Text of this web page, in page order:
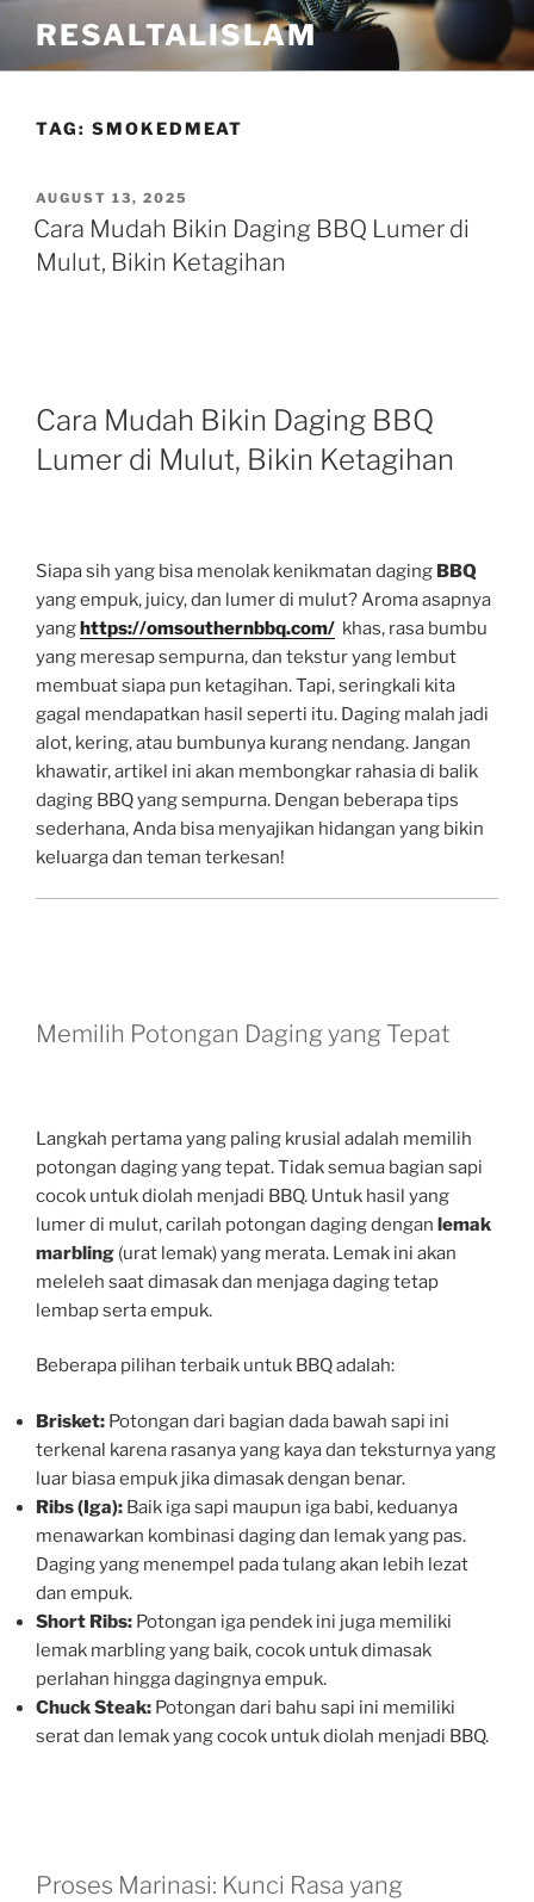
content
RESALTALISLAM
TAG: SMOKEDMEAT
POSTED
ON
AUGUST 13, 2025
Cara Mudah Bikin Daging BBQ Lumer di
Mulut, Bikin Ketagihan
Cara Mudah Bikin Daging BBQ
Lumer di Mulut, Bikin Ketagihan
Siapa sih yang bisa menolak kenikmatan daging BBQ
yang empuk, juicy, dan lumer di mulut? Aroma asapnya
yanghttps://omsouthernbbq.com/ khas, rasa bumbu
yang meresap sempurna, dan tekstur yang lembut
membuat siapa pun ketagihan. Tapi, seringkali kita
gagal mendapatkan hasil seperti itu. Daging malah jadi
alot, kering, atau bumbunya kurang nendang. Jangan
khawatir, artikel ini akan membongkar rahasia di balik
daging BBQ yang sempurna. Dengan beberapa tips
sederhana, Anda bisa menyajikan hidangan yang bikin
keluarga dan teman terkesan!
Memilih Potongan Daging yang Tepat
Langkah pertama yang paling krusial adalah memilih
potongan daging yang tepat. Tidak semua bagian sapi
cocok untuk diolah menjadi BBQ. Untuk hasil yang
lumer di mulut, carilah potongan daging dengan lemak
marbling (urat lemak) yang merata. Lemak ini akan
meleleh saat dimasak dan menjaga daging tetap
lembap serta empuk.
Beberapa pilihan terbaik untuk BBQ adalah:
Brisket: Potongan dari bagian dada bawah sapi ini
terkenal karena rasanya yang kaya dan teksturnya yang
luar biasa empuk jika dimasak dengan benar.
Ribs (Iga): Baik iga sapi maupun iga babi, keduanya
menawarkan kombinasi daging dan lemak yang pas.
Daging yang menempel pada tulang akan lebih lezat
dan empuk.
Short Ribs: Potongan iga pendek ini juga memiliki
lemak marbling yang baik, cocok untuk dimasak
perlahan hingga dagingnya empuk.
Chuck Steak: Potongan dari bahu sapi ini memiliki
serat dan lemak yang cocok untuk diolah menjadi BBQ.
Proses Marinasi: Kunci Rasa yang